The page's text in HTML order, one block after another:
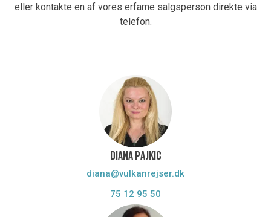
eller kontakte en af vores erfarne salgsperson direkte via
telefon.
DIANA PAJKIC
diana@vulkanrejser.dk
75 12 95 50